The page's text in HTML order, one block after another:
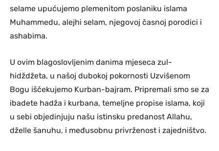
selame upućujemo plemenitom poslaniku islama
Muhammedu, alejhi selam, njegovoj časnoj porodici i
ashabima.
U ovim blagoslovljenim danima mjeseca zul-
hidždžeta, u našoj dubokoj pokornosti Uzvišenom
Bogu iščekujemo Kurban-bajram. Pripremali smo se za
ibadete hadža i kurbana, temeljne propise islama, koji
u sebi objedinjuju našu istinsku predanost Allahu,
dželle šanuhu, i međusobnu privrženost i zajedništvo.